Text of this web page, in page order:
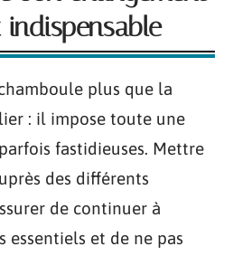
indispensable
plus que la
: il impose toute une
fastidieuses. Mettre
des différents
de continuer à
essentiels et de ne pas